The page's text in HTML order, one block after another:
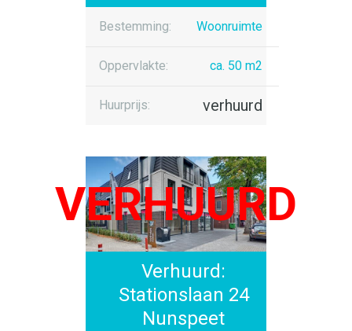
Bestemming: Woonruimte
Oppervlakte: ca. 50 m2
Huurprijs: verhuurd
Verhuurd:
Stationslaan 24
Nunspeet